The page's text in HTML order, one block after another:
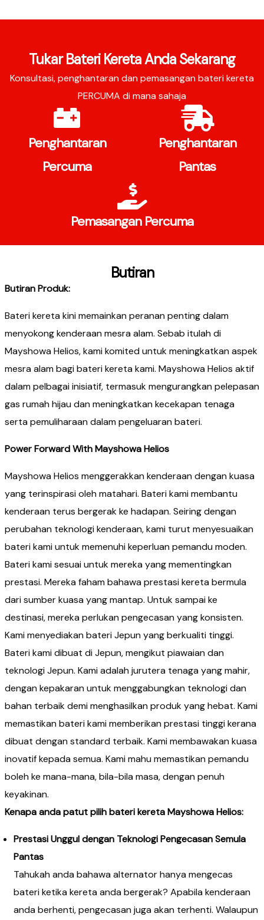
Tukar Bateri Kereta Anda Sekarang
Konsultasi, penghantaran dan pemasangan bateri kereta
PERCUMA di mana sahaja
Penghantaran
Percuma
Penghantaran
Pantas
Pemasangan Percuma
Butiran
Butiran Produk:​
Bateri kereta kini memainkan peranan penting dalam
menyokong kenderaan mesra alam. Sebab itulah di
Mayshowa Helios, kami komited untuk meningkatkan aspek
mesra alam bagi bateri kereta kami. Mayshowa Helios aktif
dalam pelbagai inisiatif, termasuk mengurangkan pelepasan
gas rumah hijau dan meningkatkan kecekapan tenaga
serta pemuliharaan dalam pengeluaran bateri.
Power Forward With Mayshowa Helios
Mayshowa Helios menggerakkan kenderaan dengan kuasa
yang terinspirasi oleh matahari. Bateri kami membantu
kenderaan terus bergerak ke hadapan. Seiring dengan
perubahan teknologi kenderaan, kami turut menyesuaikan
bateri kami untuk memenuhi keperluan pemandu moden.
Bateri kami sesuai untuk mereka yang mementingkan
prestasi. Mereka faham bahawa prestasi kereta bermula
dari sumber kuasa yang mantap. Untuk sampai ke
destinasi, mereka perlukan pengecasan yang konsisten.
Kami menyediakan bateri Jepun yang berkualiti tinggi.
Bateri kami dibuat di Jepun, mengikut piawaian dan
teknologi Jepun. Kami adalah jurutera tenaga yang mahir,
dengan kepakaran untuk menggabungkan teknologi dan
bahan terbaik demi menghasilkan produk yang hebat. Kami
memastikan bateri kami memberikan prestasi tinggi kerana
dibuat dengan standard terbaik. Kami membawakan kuasa
inovatif kepada semua. Kami mahu memastikan pemandu
boleh ke mana-mana, bila-bila masa, dengan penuh
keyakinan.
Kenapa anda patut pilih bateri kereta Mayshowa Helios:​
Prestasi Unggul dengan Teknologi Pengecasan Semula
Pantas
Tahukah anda bahawa alternator hanya mengecas
bateri ketika kereta anda bergerak? Apabila kenderaan
anda berhenti, pengecasan juga akan terhenti. Walaupun